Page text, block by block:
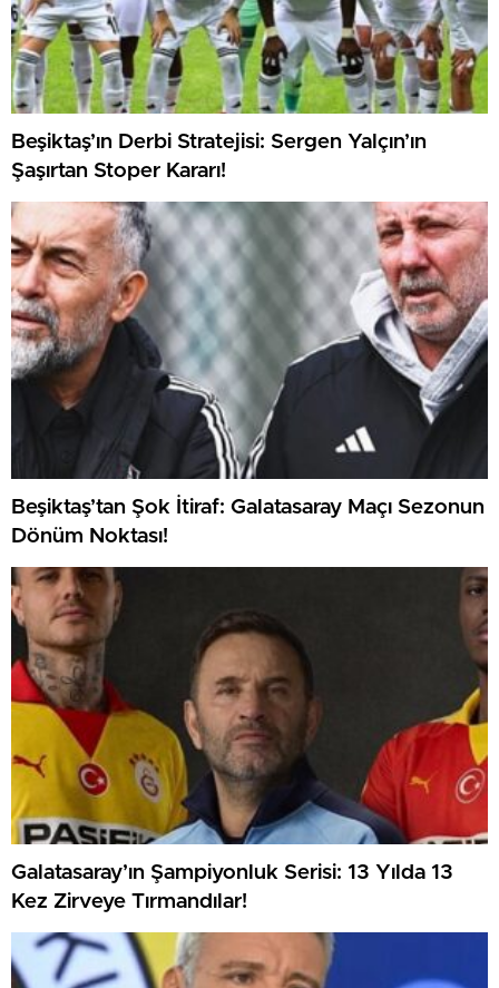
Beşiktaş’ın Derbi Stratejisi: Sergen Yalçın’ın
Şaşırtan Stoper Kararı!
Beşiktaş’tan Şok İtiraf: Galatasaray Maçı Sezonun
Dönüm Noktası!
Galatasaray’ın Şampiyonluk Serisi: 13 Yılda 13
Kez Zirveye Tırmandılar!